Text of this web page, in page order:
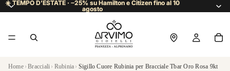
☀️ TEMPO D’ESTATE · −25% su Hamilton e Citizen fino al 10
agosto
☀️ TEMPO D’ESTATE · −25% su Hamilton e Citizen fino al 10
agosto
Home › Bracciali › Rubinia › Sigillo Cuore Rubinia per Bracciale Tbar Oro Rosa 9kt